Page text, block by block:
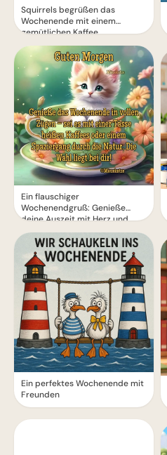
Squirrels begrüßen das
Wochenende mit einem
gemütlichen Kaffee
Ein flauschiger
Wochenendgruß: Genieße
deine Auszeit mit Herz und
Seele!
Ein perfektes Wochenende mit
Freunden